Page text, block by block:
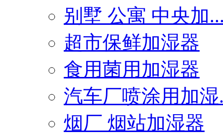
别墅 公寓 中央加
超市保鲜加湿器
食用菌用加湿器
汽车厂喷涂用加湿
烟厂 烟站加湿器